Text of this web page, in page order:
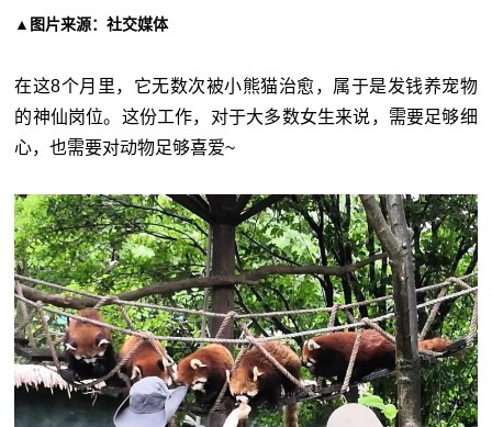
▲图片来源：社交媒体
在这8个月里，它无数次被小熊猫治愈，属于是发钱养宠物
的神仙岗位。 这份工作，对于大多数女生来说，需要足够细
心，也需要对动物足够喜爱~